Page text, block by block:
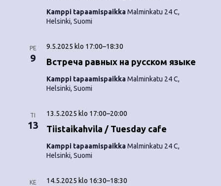
oN
Kamppi tapaamispaikkaMalminkatu 24 C,
Helsinki, Suomi
PE
9 Встреча равных на русском языке
9.5.2025 klo 17:00–18:30
Kamppi tapaamispaikkaMalminkatu 24 C,
Helsinki, Suomi
TI
13 Tiistaikahvila / Tuesday cafe
13.5.2025 klo 17:00–20:00
Kamppi tapaamispaikkaMalminkatu 24 C,
Helsinki, Suomi
KE 14.5.2025 klo 16:30–18:30